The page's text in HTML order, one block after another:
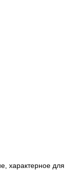
характерное для